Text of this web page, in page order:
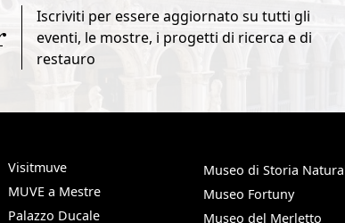
Iscriviti per essere aggiornato su tutti gli
eventi, le mostre, i progetti di ricerca e di
restauro
Visitmuve
MUVE a Mestre
Palazzo Ducale
Museo di Storia
Museo Fortuny
Museo del Merletto